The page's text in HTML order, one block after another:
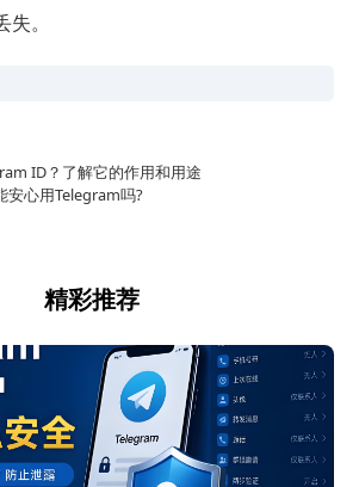
。
ID？了解它的作用和用途
安心用Telegram吗?
精彩推荐